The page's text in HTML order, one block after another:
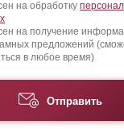
на обработку
на получение
предложений
в любое время)
Отправить